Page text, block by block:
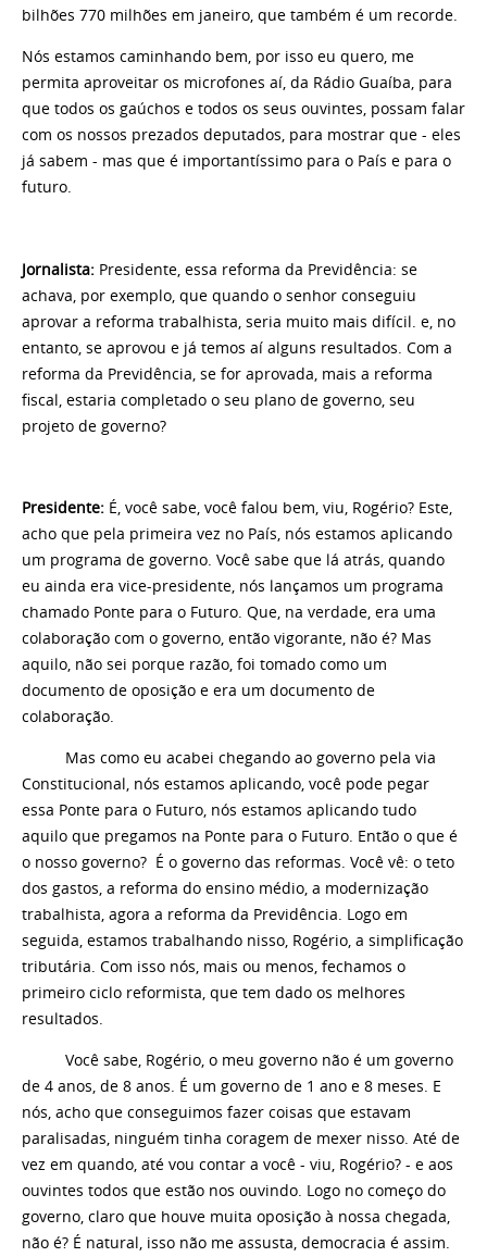
bilhões 770 milhões em janeiro, que também é um recorde.
Nós estamos caminhando bem, por isso eu quero, me
permita aproveitar os microfones aí, da Rádio Guaíba, para
que todos os gaúchos e todos os seus ouvintes, possam falar
com os nossos prezados deputados, para mostrar que - eles
já sabem - mas que é importantíssimo para o País e para o
futuro.
Jornalista: Presidente, essa reforma da Previdência: se
achava, por exemplo, que quando o senhor conseguiu
aprovar a reforma trabalhista, seria muito mais difícil. e, no
entanto, se aprovou e já temos aí alguns resultados. Com a
reforma da Previdência, se for aprovada, mais a reforma
fiscal, estaria completado o seu plano de governo, seu
projeto de governo?
Presidente: É, você sabe, você falou bem, viu, Rogério? Este,
acho que pela primeira vez no País, nós estamos aplicando
um programa de governo. Você sabe que lá atrás, quando
eu ainda era vice-presidente, nós lançamos um programa
chamado Ponte para o Futuro. Que, na verdade, era uma
colaboração com o governo, então vigorante, não é? Mas
aquilo, não sei porque razão, foi tomado como um
documento de oposição e era um documento de
colaboração.
Mas como eu acabei chegando ao governo pela via
Constitucional, nós estamos aplicando, você pode pegar
essa Ponte para o Futuro, nós estamos aplicando tudo
aquilo que pregamos na Ponte para o Futuro. Então o que é
o nosso governo? É o governo das reformas. Você vê: o teto
dos gastos, a reforma do ensino médio, a modernização
trabalhista, agora a reforma da Previdência. Logo em
seguida, estamos trabalhando nisso, Rogério, a simplificação
tributária. Com isso nós, mais ou menos, fechamos o
primeiro ciclo reformista, que tem dado os melhores
resultados.
Você sabe, Rogério, o meu governo não é um governo
de 4 anos, de 8 anos. É um governo de 1 ano e 8 meses. E
nós, acho que conseguimos fazer coisas que estavam
paralisadas, ninguém tinha coragem de mexer nisso. Até de
vez em quando, até vou contar a você - viu, Rogério? - e aos
ouvintes todos que estão nos ouvindo. Logo no começo do
governo, claro que houve muita oposição à nossa chegada,
não é? É natural, isso não me assusta, democracia é assim.